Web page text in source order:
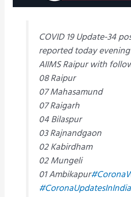
COVID 19 Update-34
reported today evening
AIIMS Raipur with
08 Raipur
07 Mahasamund
07 Raigarh
04 Bilaspur
03 Rajnandgaon
02 Kabirdham
02 Mungeli
01 Ambikapur
#CoronaUpdatesInIndia